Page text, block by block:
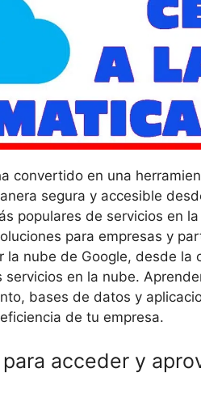
convertido en una
segura y accesible
populares de servicios en
para empresas y
la nube de Google, desde la
en la nube.
bases de datos y
de tu empresa.
acceder y